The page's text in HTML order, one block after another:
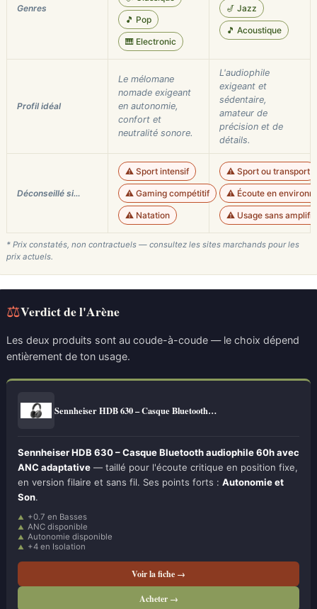
Genres
🎵 Pop
🎹 Electronic
🎷 Jazz
🎵 Acoustique
Profil idéal
Le mélomane
nomade exigeant
en autonomie,
confort et
neutralité sonore.
L'audiophile
exigeant et
sédentaire,
amateur de
précision et de
détails.
Déconseillé si…
⚠️ Sport intensif
⚠️ Gaming compétitif
⚠️ Natation
⚠️ Sport ou transport
⚠️ Écoute en
⚠️ Usage sans
* Prix constatés, non contractuels — consultez les sites marchands pour les
prix actuels.
⚖Verdict de l'Arène
Les deux produits sont au coude-à-coude — le choix dépend
entièrement de ton usage.
Sennheiser HDB 630 – Casque Bluetooth…
Sennheiser HDB 630 – Casque Bluetooth audiophile 60h avec
ANC adaptative — taillé pour l'écoute critique en position fixe,
en version filaire et sans fil. Ses points forts : Autonomie et
Son.
+0.7 en Basses
ANC disponible
Autonomie disponible
+4 en Isolation
Voir la fiche →
Acheter →